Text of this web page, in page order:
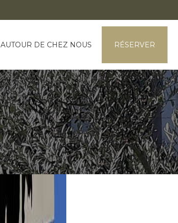
AUTOUR DE CHEZ NOUS RÉSERVER